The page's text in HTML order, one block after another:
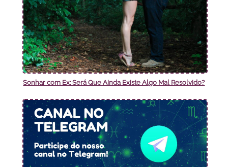
Sonhar com Ex: Será Que Ainda Existe Algo Mal Resolvido?